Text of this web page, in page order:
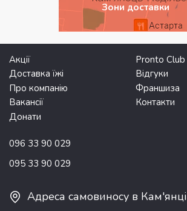
Зони доставки
Акції
Pronto Club
Доставка їжі
Відгуки
Про компанію
Франшиза
Вакансії
Контакти
Донати
096 33 90 029
095 33 90 029
Адреса самовиносу в Кам'янці